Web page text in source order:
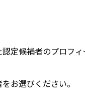
定候補者のプロフ
お選びください。